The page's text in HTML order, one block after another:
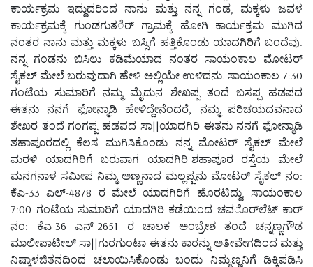
ಕಾರ್ಯಕ್ರಮ ಇದ್ದುದರಿಂದ ನಾನು ಮತ್ತು ನನ್ನ ಗಂಡ, ಮಕ್ಕಳು ಜವಳ
ಕಾರ್ಯಕ್ರಮಕ್ಕೆ ಗುಂಡಗುತರ್ಿ ಗ್ರಾಮಕ್ಕೆ ಹೋಗಿ ಕಾರ್ಯಕ್ರಮ ಮುಗಿದ
ನಂತರ ನಾನು ಮತ್ತು ಮಕ್ಕಳು ಬಸ್ಸಿಗೆ ಹತ್ತಿಕೊಂಡು ಯಾದಗಿರಿಗೆ ಬಂದೆವು.
ನನ್ನ ಗಂಡನು ಬಿಸಿಲು ಕಡಿಮೆಯಾದ ನಂತರ ಸಾಯಂಕಾಲ ಮೋಟರ್
ಸೈಕಲ್ ಮೇಲೆ ಬರುವುದಾಗಿ ಹೇಳಿ ಅಲ್ಲಿಯೇ ಉಳಿದನು. ಸಾಯಂಕಾಲ 7:30
ಗಂಟೆಯ ಸುಮಾರಿಗೆ ನಮ್ಮ ಮೈದುನ ಶೇಖಪ್ಪ ತಂದೆ ಬಸಪ್ಪ ಹಡಪದ
ಈತನು ನನಗೆ ಫೋನ್ಮಾಡಿ ಹೇಳಿದ್ದೇನೆಂದರೆ, ನಮ್ಮ ಪರಿಚಯದವನಾದ
ಶೇಖರ ತಂದೆ ಗಂಗಪ್ಪ ಹಡಪದ ಸಾ||ಯಾದಗಿರಿ ಈತನು ನನಗೆ ಫೋನ್ಮಾಡಿ
ಶಹಾಪೂರದಲ್ಲಿ ಕೆಲಸ ಮುಗಿಸಿಕೊಂಡು ನನ್ನ ಮೋಟರ್ ಸೈಕಲ್ ಮೇಲೆ
ಮರಳಿ ಯಾದಗಿರಿಗೆ ಬರುವಾಗ ಯಾದಗಿರಿ-ಶಹಾಪೂರ ರಸ್ತೆಯ ಮೇಲೆ
ಮನಗನಾಳ ಸಮೀಪ ನಿಮ್ಮ ಅಣ್ಣನಾದ ಮಲ್ಲಪ್ಪನು ಮೋಟರ್ ಸೈಕಲ್ ನಂ:
ಕೆಎ-33 ಎಲ್-4878 ರ ಮೇಲೆ ಯಾದಗಿರಿಗೆ ಹೊರಟಿದ್ದು, ಸಾಯಂಕಾಲ
7:00 ಗಂಟೆಯ ಸುಮಾರಿಗೆ ಯಾದಗಿರಿ ಕಡೆಯಿಂದ ಚವರ್ೊಲೆಟ್ ಕಾರ್
ನಂ: ಕೆಎ-36 ಎನ್-2651 ರ ಚಾಲಕ ಅಂಬ್ರೇಶ ತಂದೆ ಚನ್ನಣ್ಣಗೌಡ
ಮಾಲೀಪಾಟೀಲ್ ಸಾ||ಗುರಗುಂಟಾ ಈತನು ಕಾರನ್ನು ಅತೀವೇಗದಿಂದ ಮತ್ತು
ನಿಷ್ಕಾಳಜಿತನದಿಂದ ಚಲಾಯಿಸಿಕೊಂಡು ಬಂದು ನಿಮ್ಮಣ್ಣನಿಗೆ ಡಿಕ್ಕಿಪಡಿಸಿ